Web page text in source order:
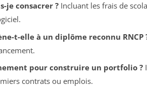
je consacrer ?Incluant les frais de
t-elle à un diplôme reconnu RNCP
pour construire un portfolio ?
contrats ou emplois.